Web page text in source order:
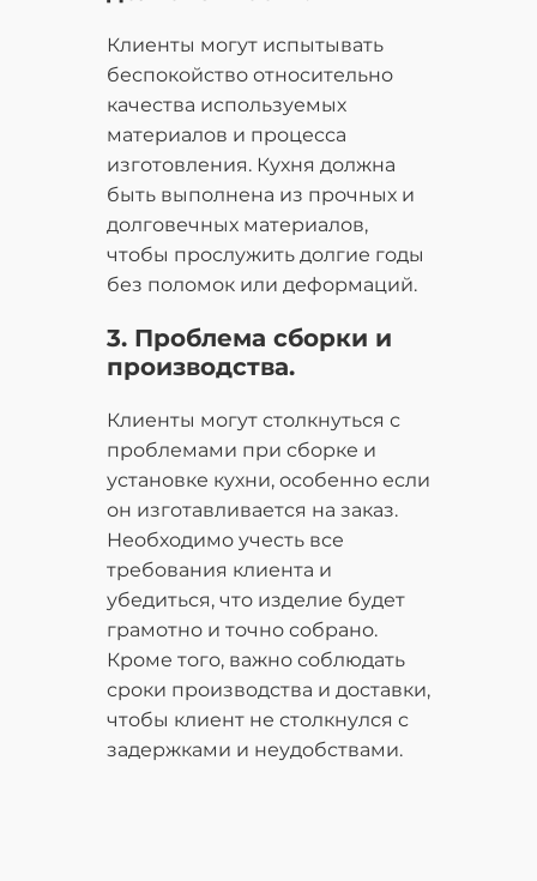
Клиенты могут испытывать
беспокойство относительно
качества используемых
материалов и процесса
изготовления. Кухня должна
быть выполнена из прочных и
долговечных материалов,
чтобы прослужить долгие годы
без поломок или деформаций.
3. Проблема сборки и
производства.
Клиенты могут столкнуться с
проблемами при сборке и
установке кухни, особенно если
он изготавливается на заказ.
Необходимо учесть все
требования клиента и
убедиться, что изделие будет
грамотно и точно собрано.
Кроме того, важно соблюдать
сроки производства и доставки,
чтобы клиент не столкнулся с
задержками и неудобствами.